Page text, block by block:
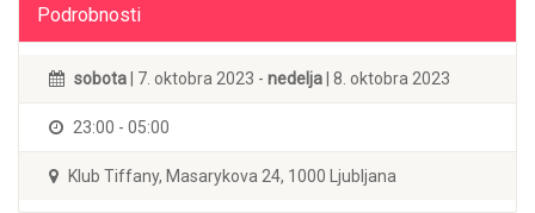
Podrobnosti
sobota | 7. oktobra 2023 - nedelja | 8. oktobra 2023
23:00 - 05:00
Klub Tiffany, Masarykova 24, 1000 Ljubljana